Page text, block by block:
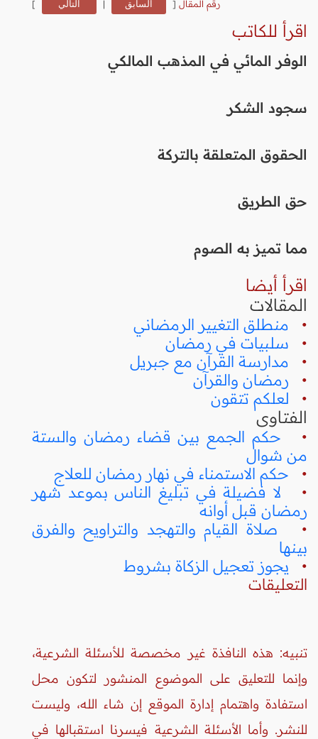
رقم المقال [ السابق | التالي ]
اقرأ للكاتب
الوفر المائي في المذهب المالكي
سجود الشكر
الحقوق المتعلقة بالتركة
حق الطريق
مما تميز به الصوم
اقرأ أيضا
المقالات
• منطلق التغيير الرمضاني
• سلبيات في رمضان
• مدارسة القرآن مع جبريل
• رمضان والقرآن
• لعلكم تتقون
الفتاوى
• حكم الجمع بين قضاء رمضان والستة
من شوال
• حكم الاستمناء في نهار رمضان للعلاج
• لا فضيلة في تبليغ الناس بموعد شهر
رمضان قبل أوانه
• صلاة القيام والتهجد والتراويح والفرق
بينها
• يجوز تعجيل الزكاة بشروط
التعليقات
تنبيه: هذه النافذة غير مخصصة للأسئلة الشرعية،
وإنما للتعليق على الموضوع المنشور لتكون محل
استفادة واهتمام إدارة الموقع إن شاء الله، وليست
للنشر. وأما الأسئلة الشرعية فيسرنا استقبالها في